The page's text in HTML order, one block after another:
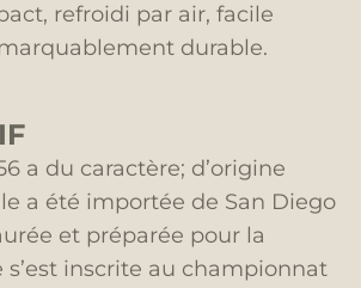
refroidi par air, facile
durable.
a du caractère; d’origine
a été importée de San Diego
et préparée pour la
s’est inscrite au championnat